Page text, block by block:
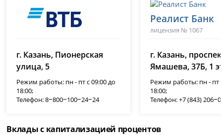
лицензия № 1000
г. Казань, Пионерская
улица, 5
Режим работы: пн - пт с 09:00 до
18:00;
Телефон: 8‒800‒100‒24‒24
Реалист Банк
лицензия № 1067
г. Казань,
Ямашева, 37Б, 1
Режим работы: пн - пт
18:00;
Телефон: +7 (843)
Вклады с капитализацией процентов